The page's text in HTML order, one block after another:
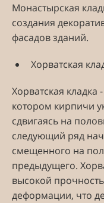
Монастырская
создания
фасадов зданий.
Хорватская
Хорватская кладка
котором кирпичи
сдвигаясь на
следующий ряд
смещенного на
предыдущего.
высокой
деформации, что